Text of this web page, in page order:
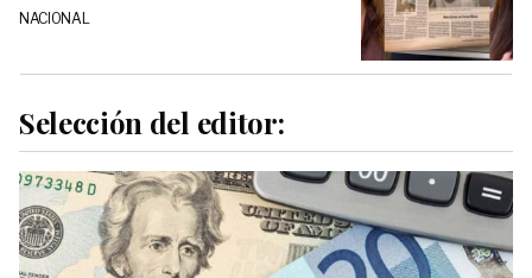
NACIONAL
Selección del editor: